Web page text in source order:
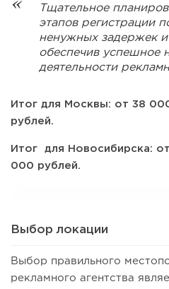
Тщательное
этапов регистрации
ненужных задержек и
обеспечив успешное
деятельности
Итог для Москвы: от 38
рублей.
Итог для Новосибирска:
000 рублей.
Выбор локации
Выбор правильного
рекламного агентства